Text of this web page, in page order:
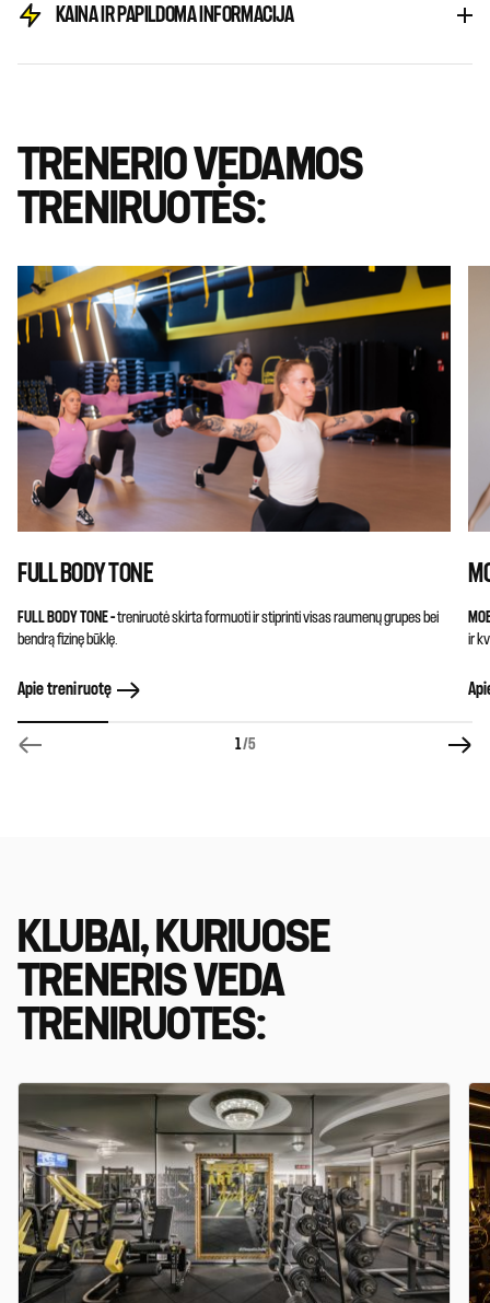
KAINA IR PAPILDOMA INFORMACIJA
TRENERIO VEDAMOS
TRENIRUOTĖS:
FULL BODY TONE
FULL BODY TONE –treniruotė skirta formuoti ir stiprinti visas raumenų grupes bei
bendrą fizinę būklę.
Apie treniruotę
ir
1/5
KLUBAI, KURIUOSE
TRENERIS VEDA
TRENIRUOTES: